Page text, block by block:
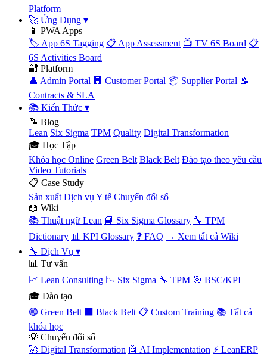
Platform
🚀 Ứng Dụng ▾
📱 PWA Apps
🏷️ App 6S Tagging 📋 App Assessment 📺 TV 6S Board 📋
6S Activities Board
🔐 Platform
👤 Admin Portal 🏢 Customer Portal 📦 Supplier Portal 📝
Contracts & SLA
📚 Kiến Thức ▾
📝 Blog
Lean Six Sigma TPM Quality Digital Transformation
🎓 Học Tập
Khóa học Online Green Belt Black Belt Đào tạo theo yêu cầu
Video Tutorials
📋 Case Study
Sản xuất Dịch vụ Y tế Chuyển đổi số
📖 Wiki
📚 Thuật ngữ Lean 📘 Six Sigma Glossary 🔧 TPM
Dictionary 📊 KPI Glossary ❓ FAQ → Xem tất cả Wiki
🔧 Dịch Vụ ▾
📊 Tư vấn
📈 Lean Consulting 📉 Six Sigma 🔧 TPM 🎯 BSC/KPI
🎓 Đào tạo
🟢 Green Belt
⬛ Black Belt 📋 Custom Training 📚 Tất cả
khóa học
💡 Chuyển đổi số
🚀 Digital Transformation 🤖 AI Implementation ⚡ LeanERP